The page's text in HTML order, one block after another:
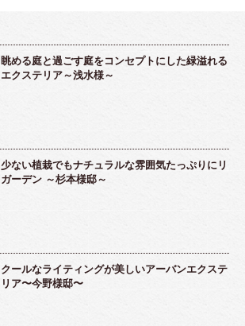
眺める庭と過ごす庭をコンセプトにした緑溢れる
エクステリア～浅水様～
少ない植栽でもナチュラルな雰囲気たっぷりにリ
ガーデン ～杉本様邸～
クールなライティングが美しいアーバンエクステ
リア〜今野様邸〜